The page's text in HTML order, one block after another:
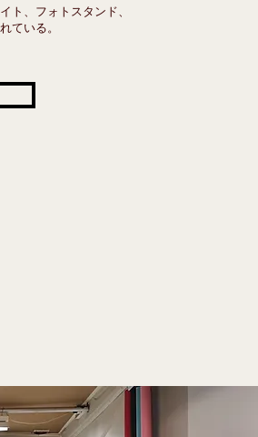
ョナルな
ケットや
いま
ト、フォトスタンド、
ている。